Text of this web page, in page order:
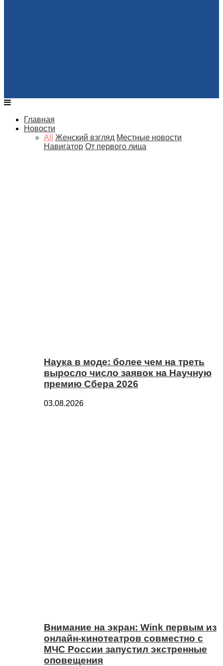
Главная
Новости
All
Женский взгляд Местные новости
Навигатор От первого лица
Наука в моде: более чем на треть
выросло число заявок на Научную
премию Сбера 2026
03.08.2026
Внимание на экран: Wink первым из
онлайн-кинотеатров совместно с
МЧС России запустил экстренные
оповещения